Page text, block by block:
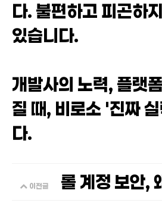
다. 불편하고 피곤하
있습니다.
개발사의 노력, 플랫
질 때, 비로소 '진짜
다.
이전글 롤 계정 보안,